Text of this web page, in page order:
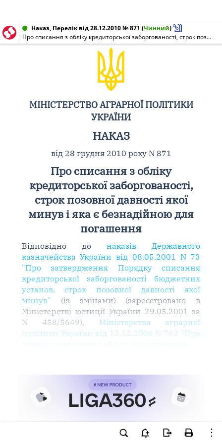
Наказ, Перелік від 28.12.2010 № 871 (Чинний)
Про списання з обліку кредиторської заборгованості, строк позовної давності якої минув і яка є безнадійною для погашення
МІНІСТЕРСТВО АГРАРНОЇ ПОЛІТИКИ
УКРАЇНИ
НАКАЗ
від 28 грудня 2010 року N 871
Про списання з обліку
кредиторської заборгованості,
строк позовної давності якої
минув і яка є безнадійною для
погашення
Відповідно донаказів Державного
казначейства України від 08.05.2001 N 73
"Про затвердження Порядку списання
кредиторської заборгованості бюджетних
установ, строк позовної давності якої
минув" (із змінами) (зареєстровано в
Міністерстві юстиції України 29.05.2001 за
N 458/5649), Міністерства аграрної
політики України від 12.12.2006 N 762 "Про